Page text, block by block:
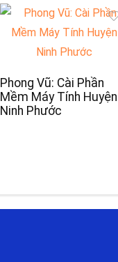
Phong Vũ: Cài Phần
Mềm Máy Tính Huyện
Ninh Phước